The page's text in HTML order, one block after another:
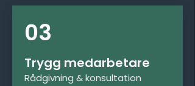
03
Trygg medarbetare
Rådgivning & konsultation